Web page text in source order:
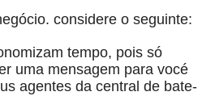
considere o seguinte:
tempo, pois só
uma mensagem para vocé
agentes da central de bate-